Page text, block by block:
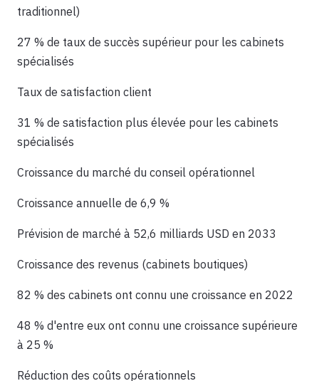
traditionnel)
27 % de taux de succès supérieur pour les cabinets
spécialisés
Taux de satisfaction client
31 % de satisfaction plus élevée pour les cabinets
spécialisés
Croissance du marché du conseil opérationnel
Croissance annuelle de 6,9 %
Prévision de marché à 52,6 milliards USD en 2033
Croissance des revenus (cabinets boutiques)
82 % des cabinets ont connu une croissance en 2022
48 % d'entre eux ont connu une croissance supérieure
à 25 %
Réduction des coûts opérationnels